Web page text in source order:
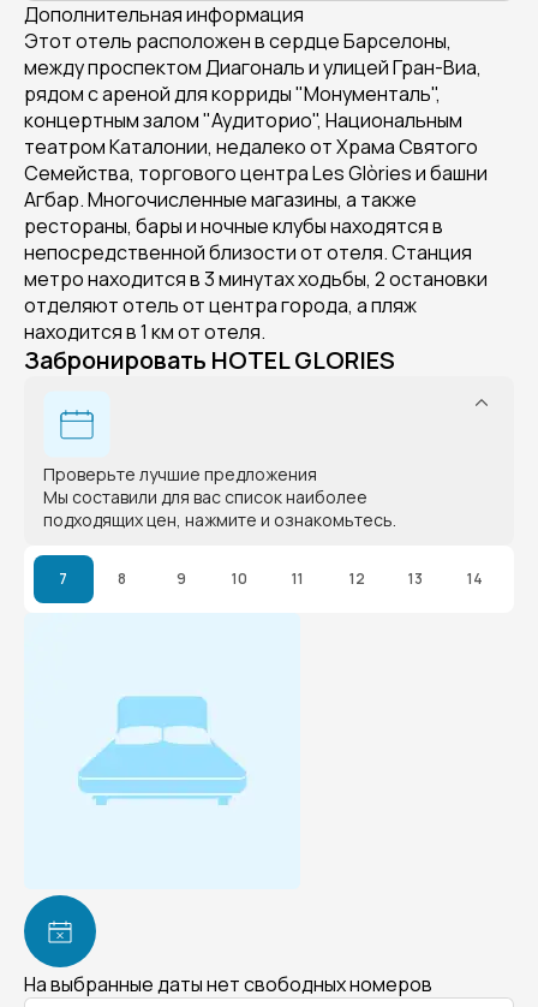
Дополнительная информация
Этот отель расположен в сердце Барселоны,
между проспектом Диагональ и улицей Гран-Виа,
рядом с ареной для корриды "Монументаль",
концертным залом "Аудиторио", Национальным
театром Каталонии, недалеко от Храма Святого
Семейства, торгового центра Les Glòries и башни
Агбар. Многочисленные магазины, а также
рестораны, бары и ночные клубы находятся в
непосредственной близости от отеля. Станция
метро находится в 3 минутах ходьбы, 2 остановки
отделяют отель от центра города, а пляж
находится в 1 км от отеля.
Забронировать HOTEL GLORIES
Проверьте лучшие предложения
Мы составили для вас список наиболее
подходящих цен, нажмите и ознакомьтесь.
7 8 9 10 11 12 13 14
На выбранные даты нет свободных номеров